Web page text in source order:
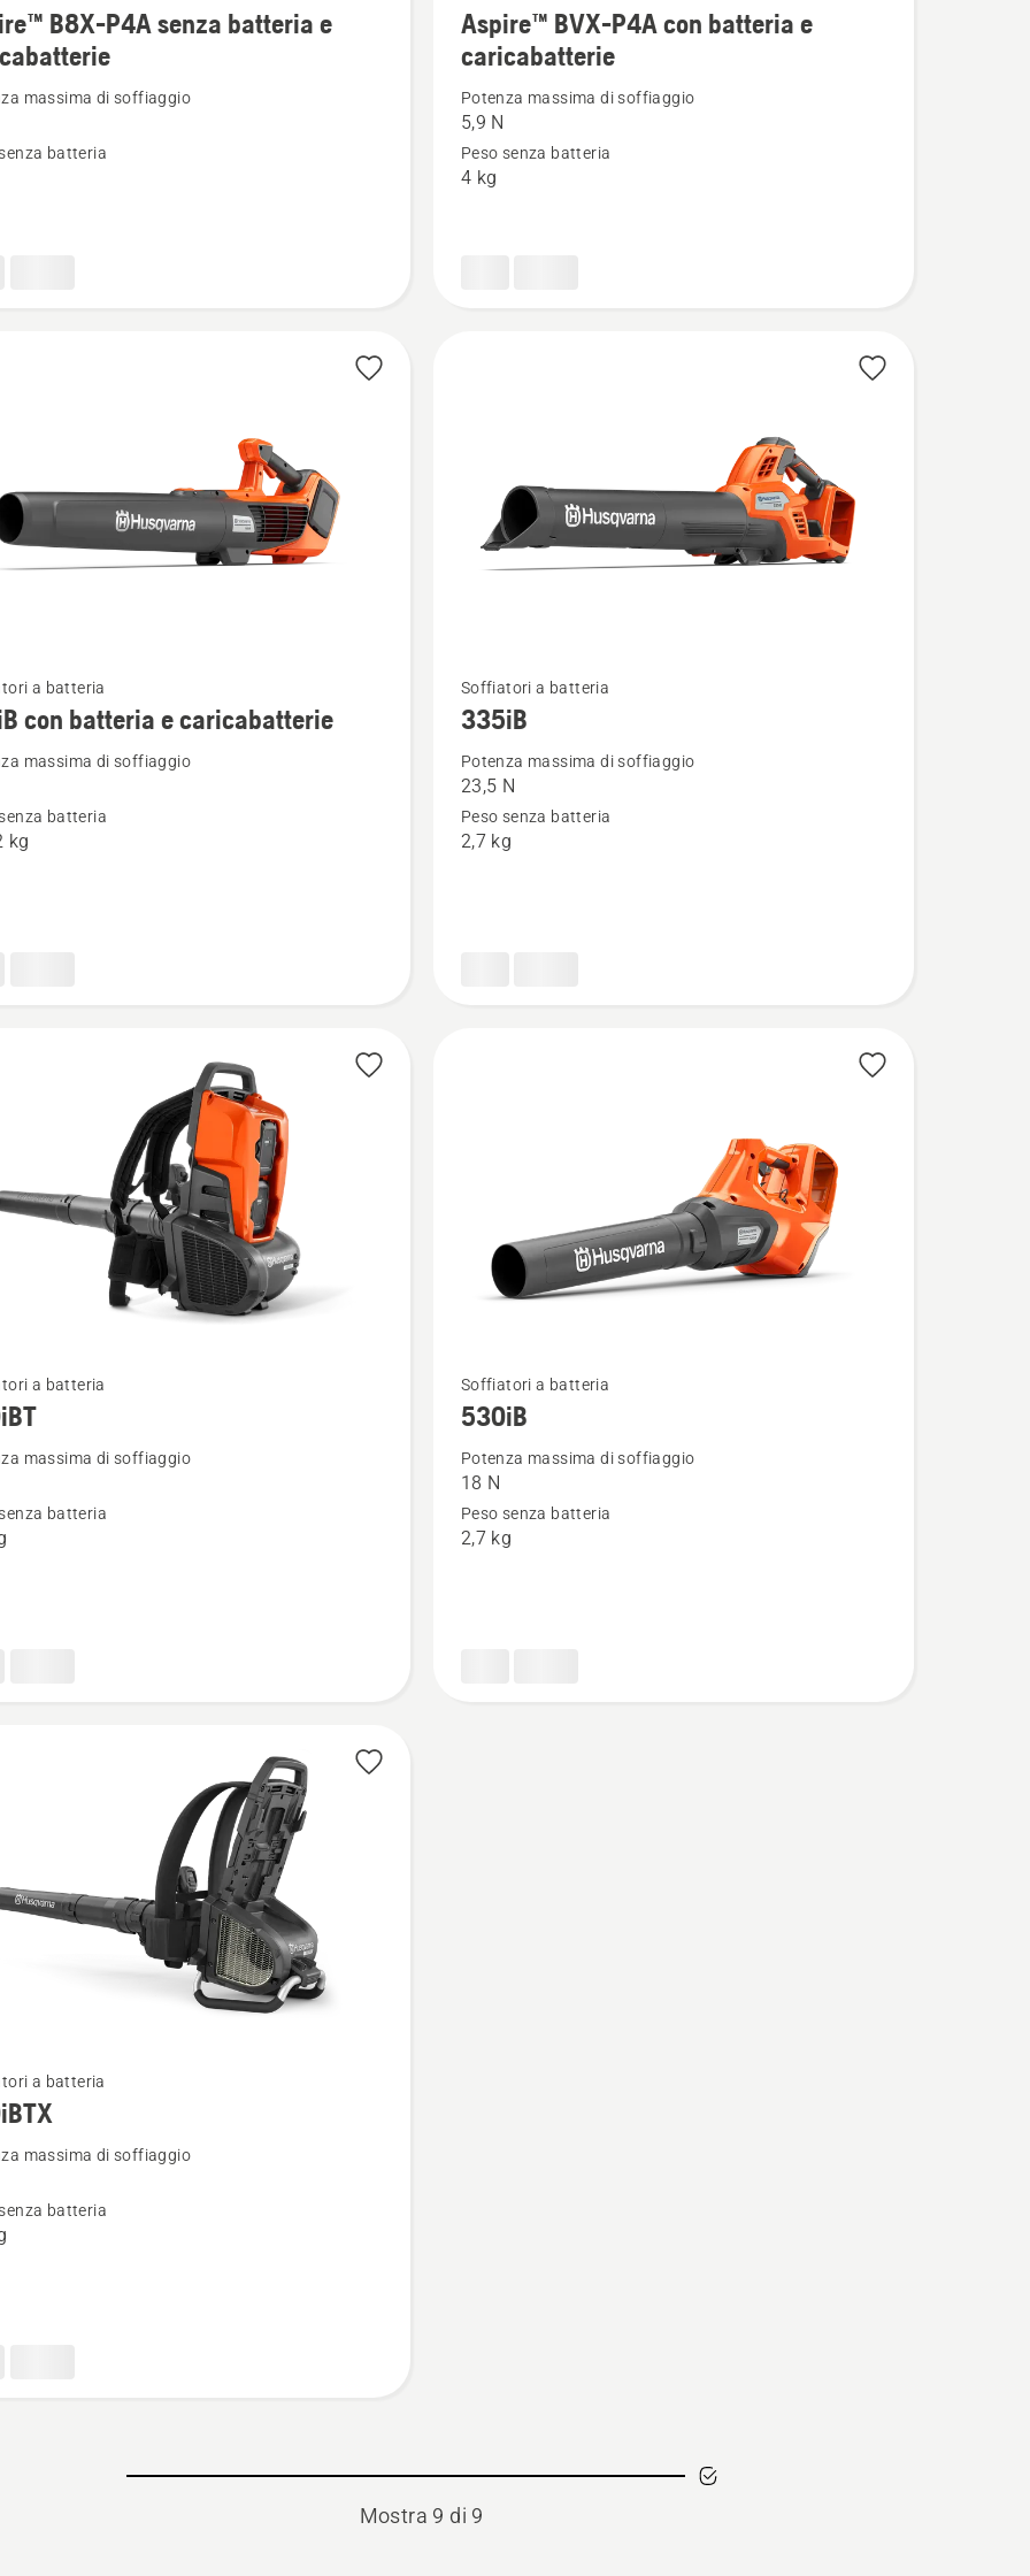
B8X-P4A senza batteria e
massima di soffiaggio
batteria
maggiori
dettagli
Aspire™
BVX-
Aspire™ BVX-P4A con batteria e
caricabatterie
Potenza massima di soffiaggio
5,9 N
Peso senza batteria
4 kg
a batteria
con batteria e caricabatterie
massima di soffiaggio
batteria
kg
Vedi
maggiori
dettagli
335iB
Soffiatori a batteria
335iB
Potenza massima di soffiaggio
23,5 N
Peso senza batteria
2,7 kg
a batteria
massima di soffiaggio
batteria
Vedi
maggiori
dettagli
530iB
Soffiatori a batteria
530iB
Potenza massima di soffiaggio
18 N
Peso senza batteria
2,7 kg
a batteria
massima di soffiaggio
batteria
Mostra 9 di 9